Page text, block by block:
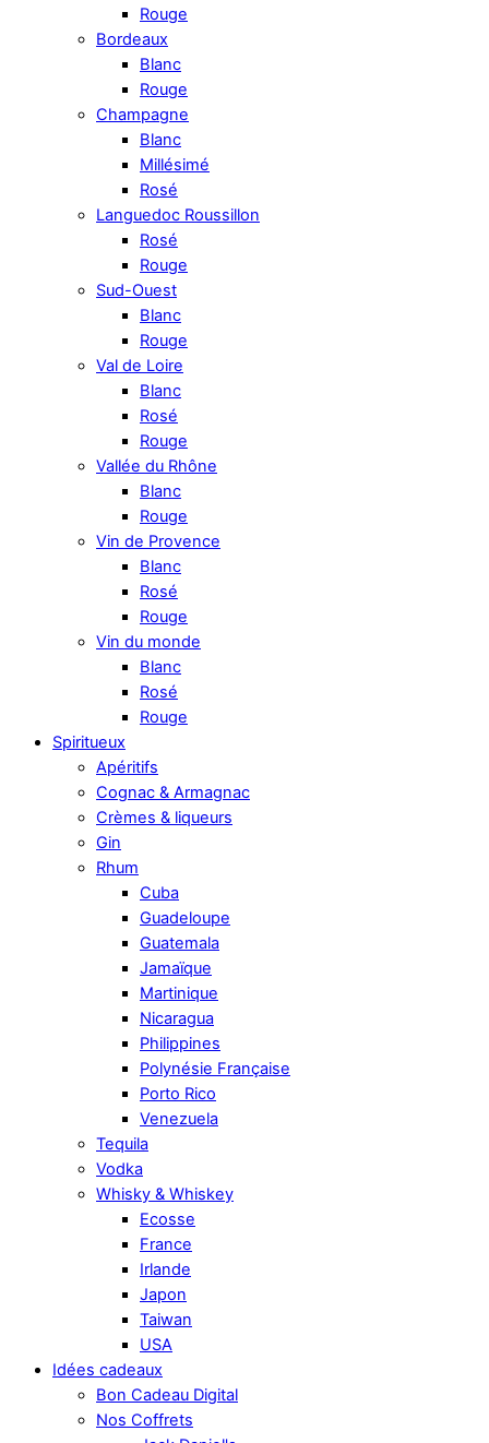
Rouge
Bordeaux
Blanc
Rouge
Champagne
Blanc
Millésimé
Rosé
Languedoc Roussillon
Rosé
Rouge
Sud-Ouest
Blanc
Rouge
Val de Loire
Blanc
Rosé
Rouge
Vallée du Rhône
Blanc
Rouge
Vin de Provence
Blanc
Rosé
Rouge
Vin du monde
Blanc
Rosé
Rouge
Spiritueux
Apéritifs
Cognac & Armagnac
Crèmes & liqueurs
Gin
Rhum
Cuba
Guadeloupe
Guatemala
Jamaïque
Martinique
Nicaragua
Philippines
Polynésie Française
Porto Rico
Venezuela
Tequila
Vodka
Whisky & Whiskey
Ecosse
France
Irlande
Japon
Taiwan
USA
Idées cadeaux
Bon Cadeau Digital
Nos Coffrets